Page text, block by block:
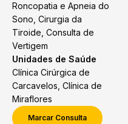
Roncopatia e Apneia do
Sono, Cirurgia da
Tiroide, Consulta de
Vertigem
Unidades de Saúde
Clínica Cirúrgica de
Carcavelos, Clínica de
Miraflores
Marcar Consulta